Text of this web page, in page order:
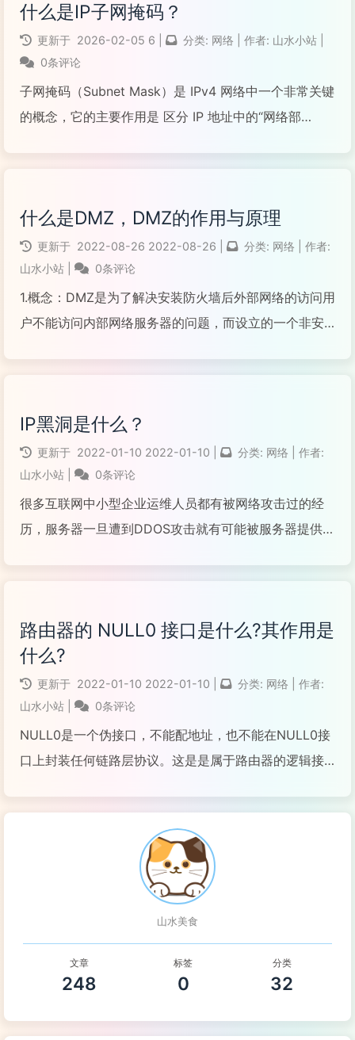
阅读全文...
什么是IP子网掩码？
更新于 2026-02-05 6 分类: 网络 作者: 山水小站
0条评论
子网掩码（Subnet Mask）是 IPv4 网络中一个非常关键
的概念，它的主要作用是 区分 IP 地址中的“网络部
什么是DMZ，DMZ的作用与原理
更新于 2022-08-26 2022-08-26 分类: 网络
作者:
山水小站
0条评论
1.概念：DMZ是为了解决安装防火墙后外部网络的访问用
户不能访问内部网络服务器的问题，而设立的一个非安
务器、...
阅读全文...
IP黑洞是什么？
更新于 2022-01-10 2022-01-10 分类: 网络
作者:
山水小站
0条评论
很多互联网中小型企业运维人员都有被网络攻击过的经
历，服务器一旦遭到DDOS攻击就有可能被服务器提供商
什么是服...
阅读全文...
路由器的 NULL0 接口是什么?其作用是
什么?
更新于 2022-01-10 2022-01-10 分类: 网络
作者:
山水小站
0条评论
NULL0是一个伪接口，不能配地址，也不能在NULL0接
口上封装任何链路层协议。这是是属于路由器的逻辑接
当NULL0接口接收到报文后，会把报文丢弃。由此可以
推断，如果我们在路由器上配置一条静态路由，该...
山水美食
文章
248
标签
0
分类
32